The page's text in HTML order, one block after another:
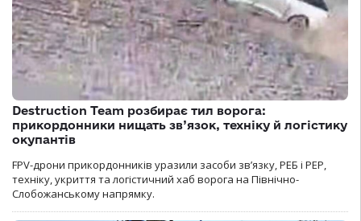
Destruction Team розбирає тил ворога:
прикордонники нищать зв’язок, техніку й логістику
окупантів
FPV-дрони прикордонників уразили засоби зв’язку, РЕБ і РЕР,
техніку, укриття та логістичний хаб ворога на Північно-
Слобожанському напрямку.